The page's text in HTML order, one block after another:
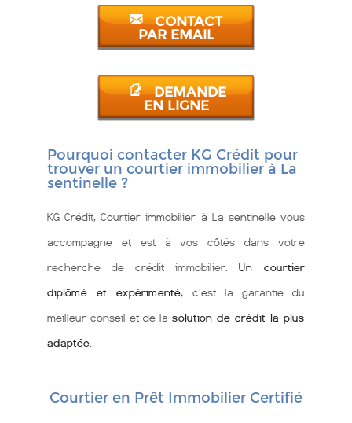
CONTACT
PAR EMAIL
DEMANDE
EN LIGNE
Pourquoi contacter KG Crédit pour
trouver un courtier immobilier à La
sentinelle ?
KG Crédit, Courtier immobilier à La sentinelle vous
accompagne et est à vos côtés dans votre
recherche de crédit immobilier. Un courtier
diplômé et expérimenté, c'est la garantie du
meilleur conseil et de la solution de crédit la plus
adaptée
Courtier en Prêt Immobilier Certifié